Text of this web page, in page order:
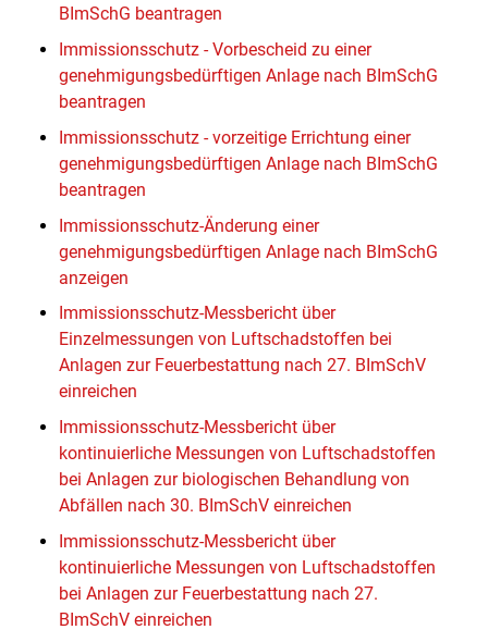
BImSchG beantragen
Immissionsschutz - Vorbescheid zu einer
genehmigungsbedürftigen Anlage nach BImSchG
beantragen
Immissionsschutz - vorzeitige Errichtung einer
genehmigungsbedürftigen Anlage nach BImSchG
beantragen
Immissionsschutz-Änderung einer
genehmigungsbedürftigen Anlage nach BImSchG
anzeigen
Immissionsschutz-Messbericht über
Einzelmessungen von Luftschadstoffen bei
Anlagen zur Feuerbestattung nach 27. BImSchV
einreichen
Immissionsschutz-Messbericht über
kontinuierliche Messungen von Luftschadstoffen
bei Anlagen zur biologischen Behandlung von
Abfällen nach 30. BImSchV einreichen
Immissionsschutz-Messbericht über
kontinuierliche Messungen von Luftschadstoffen
bei Anlagen zur Feuerbestattung nach 27.
BImSchV einreichen